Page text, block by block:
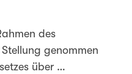
des
genommen
über …